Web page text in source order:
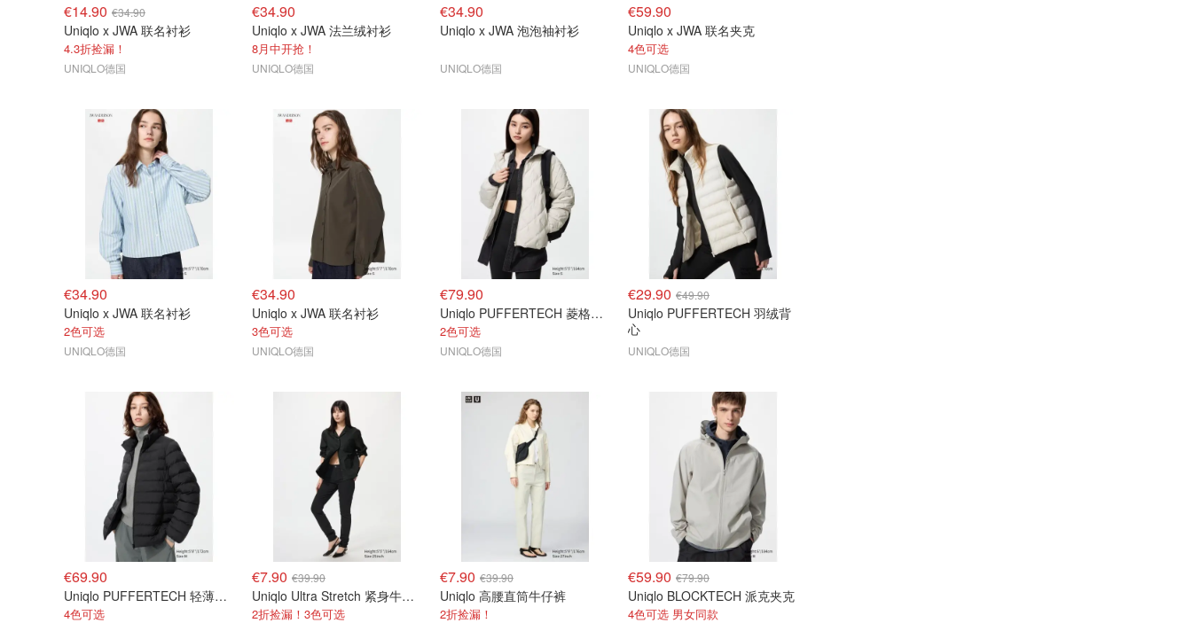
€14.90 €34.90
Uniqlo x JWA 联名衬衫
4.3折捡漏！
UNIQLO德国
€34.90
Uniqlo x JWA 法兰绒衬衫
8月中开抢！
UNIQLO德国
€34.90
Uniqlo x JWA 泡泡袖衬衫
UNIQLO德国
€59.90
Uniqlo x JWA 联名夹克
4色可选
UNIQLO德国
€34.90
Uniqlo x JWA 联名衬衫
2色可选
UNIQLO德国
€34.90
Uniqlo x JWA 联名衬衫
3色可选
UNIQLO德国
€79.90
Uniqlo PUFFERTECH 菱格纹羽绒服
2色可选
UNIQLO德国
€29.90 €49.90
Uniqlo PUFFERTECH 羽绒背
心
UNIQLO德国
€69.90
Uniqlo PUFFERTECH 轻薄羽绒服
4色可选
€7.90 €39.90
Uniqlo Ultra Stretch 紧身牛仔裤
2折捡漏！3色可选
€7.90 €39.90
Uniqlo 高腰直筒牛仔裤
2折捡漏！
€59.90 €79.90
Uniqlo BLOCKTECH 派克夹克
4色可选 男女同款